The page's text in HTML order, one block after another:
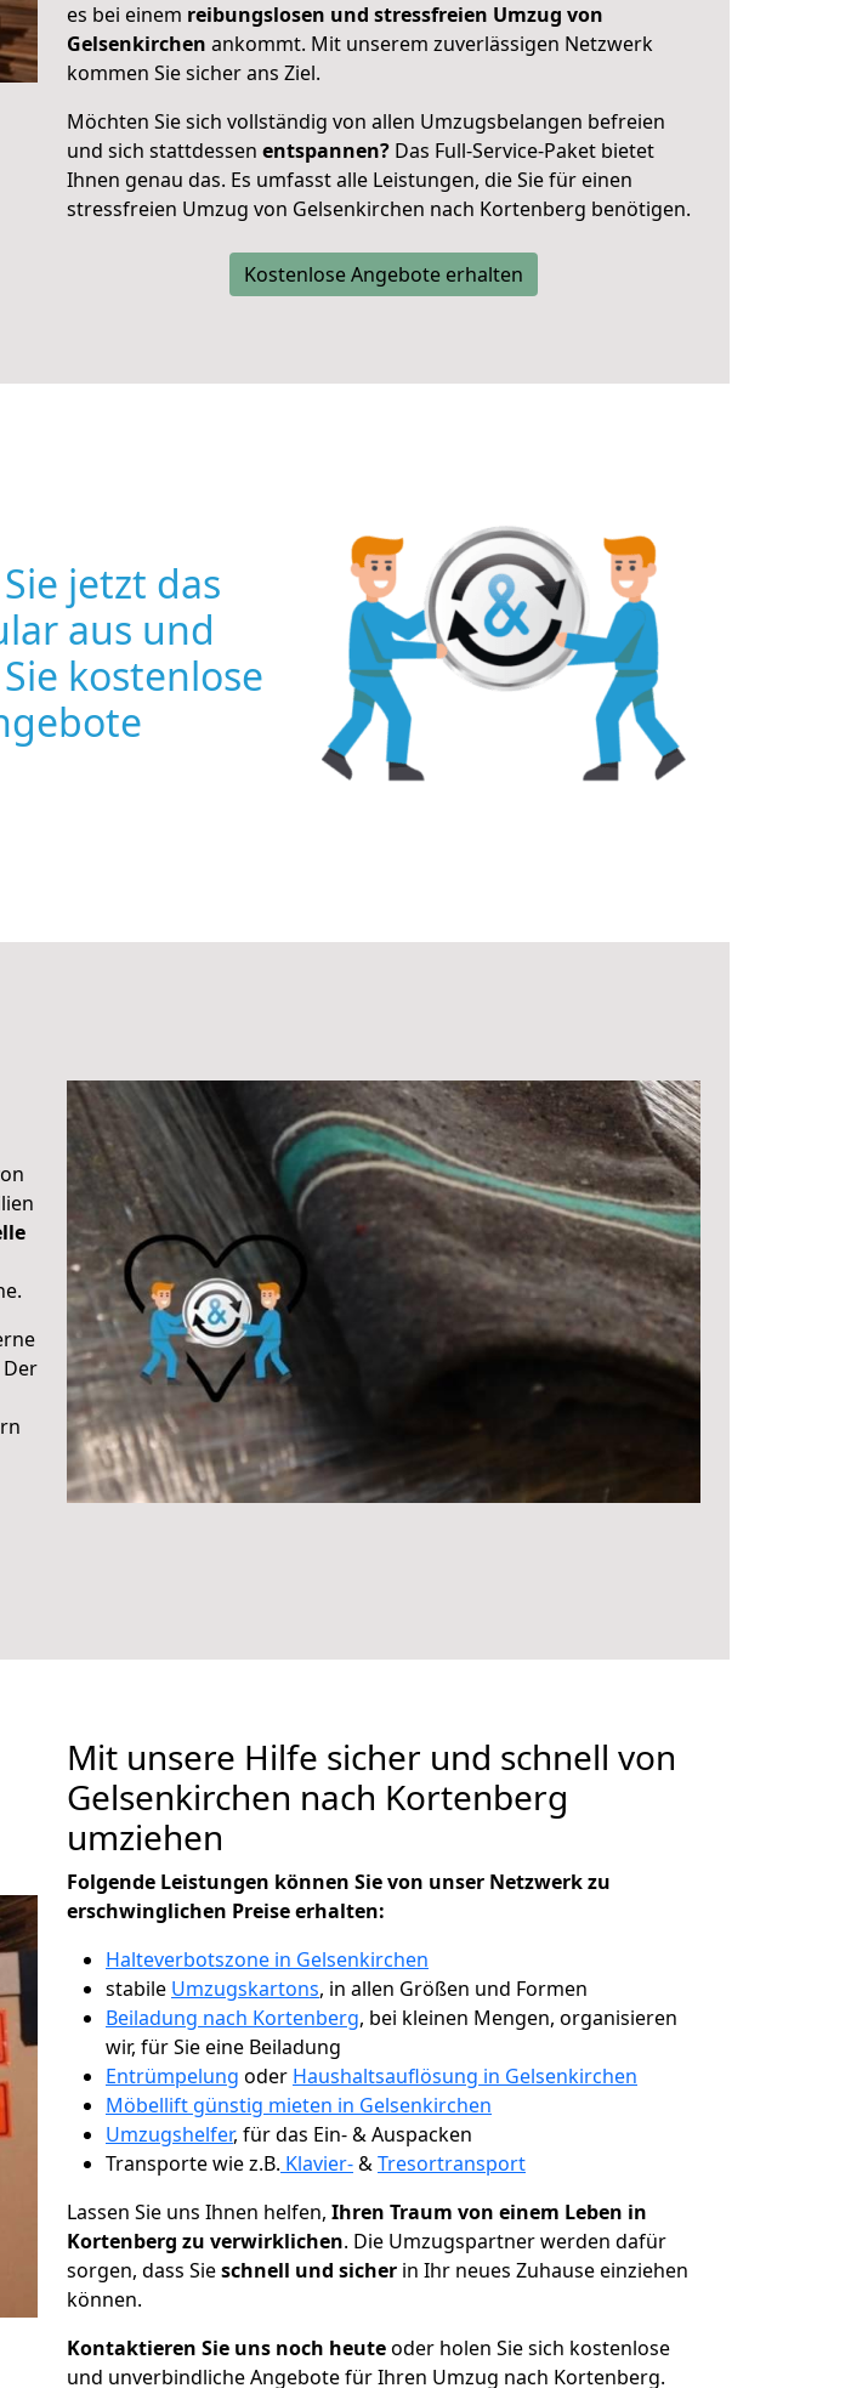
es bei einem reibungslosen und stressfreien Umzug von
Gelsenkirchen ankommt. Mit unserem zuverlässigen Netzwerk
kommen Sie sicher ans Ziel.
Möchten Sie sich vollständig von allen Umzugsbelangen befreien
und sich stattdessen entspannen? Das Full-Service-Paket bietet
Ihnen genau das. Es umfasst alle Leistungen, die Sie für einen
stressfreien Umzug von Gelsenkirchen nach Kortenberg benötigen.
Kostenlose Angebote erhalten
jetzt das
aus und
kostenlose
Mit unsere Hilfe sicher und schnell von
Gelsenkirchen nach Kortenberg
umziehen
Folgende Leistungen können Sie von unser Netzwerk zu
erschwinglichen Preise erhalten:
Halteverbotszone in Gelsenkirchen
stabile Umzugskartons, in allen Größen und Formen
Beiladung nach Kortenberg, bei kleinen Mengen, organisieren
wir, für Sie eine Beiladung
Entrümpelung oder Haushaltsauflösung in Gelsenkirchen
Möbellift günstig mieten in Gelsenkirchen
Umzugshelfer, für das Ein- & Auspacken
Transporte wie z.B. Klavier-&Tresortransport
Lassen Sie uns Ihnen helfen, Ihren Traum von einem Leben in
Kortenberg zu verwirklichen. Die Umzugspartner werden dafür
sorgen, dass Sieschnell und sicher in Ihr neues Zuhause einziehen
können.
Kontaktieren Sie uns noch heuteoder holen Sie sich kostenlose
und unverbindliche Angebote für Ihren Umzug nach Kortenberg.